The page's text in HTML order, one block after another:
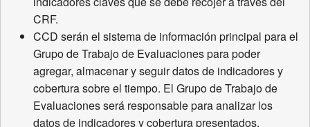
CRF.
CCD serán el sistema de información principal para el
Grupo de Trabajo de Evaluaciones para poder
agregar, almacenar y seguir datos de indicadores y
cobertura sobre el tiempo. El Grupo de Trabajo de
Evaluaciones será responsable para analizar los
datos de indicadores y cobertura presentados,